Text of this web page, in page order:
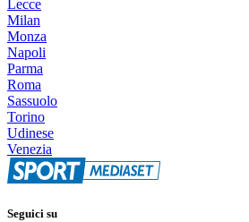
Lecce
Milan
Monza
Napoli
Parma
Roma
Sassuolo
Torino
Udinese
Venezia
Seguici su